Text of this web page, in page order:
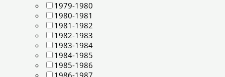
1979-1980
1980-1981
1981-1982
1982-1983
1983-1984
1984-1985
1985-1986